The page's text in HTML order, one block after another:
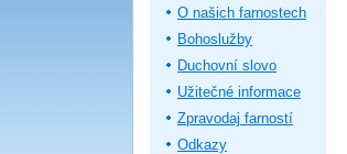
O našich farnostech
Bohoslužby
Duchovní slovo
Užitečné informace
Zpravodaj farností
Odkazy